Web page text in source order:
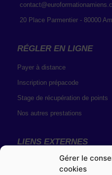
Gérer le
cookies
20 Place Parmentier - 80000
RÉGLER EN LIGNE
Payer à distance
Inscription prépacode
Stage de récupération de points
Nos autres prestations
LIENS EXTERNES
Résultats de permis